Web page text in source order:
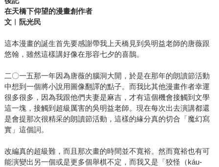
在天橋下仰望的漫畫創作者
文︱阮光民
這本漫畫的誕生首先要感謝帶我上天橋見到吳明益老師的唐薇跟
悠翰，雖然這樣講好像在形容七夕的喜鵲。
二〇一五那一年因為唐薇的腦洞大開，於是在那年的朗讀節活動
中想到一個將小說用圖像翻譯的點子。而我比其他漫畫作者幸運
很多很多，因為我跟他們夫妻是麻吉，才有這個機會接觸到文學
這一塊，接觸到超級厲害的吳明益老師。現在每次出去演講都還
是會提那次很精采的朗讀節活動，這樣的緣分真的切合「魔幻寫
實」這個詞。
改編真的超級難，而且那次畫的時間並不寬裕。然而寬裕也有可
能演變出另一個或是更多個舉棋不定，而我又是「狡怪（káu-